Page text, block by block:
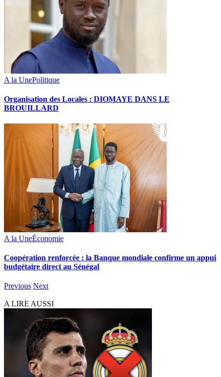
A la UnePolitique
Organisation des Locales : DIOMAYE DANS LE
BROUILLARD
A la UneÉconomie
Coopération renforcée : la Banque mondiale confirme un appui
budgétaire direct au Sénégal
Previous Next
A LIRE AUSSI